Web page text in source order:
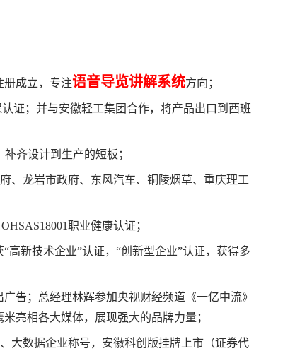
册成立，专注语音导览讲解系统方向；
；并与安徽轻工集团合作，将产品出口到西班
齐设计到生产的短板；
龙岩市政府、东风汽车、铜陵烟草、重庆理工
职业健康认证；
新技术企业”认证，“创新型企业”认证，获得多
；总经理林辉参加央视财经频道《一亿中流》
亮相各大媒体，展现强大的品牌力量；
数据企业称号，安徽科创版挂牌上市（证券代